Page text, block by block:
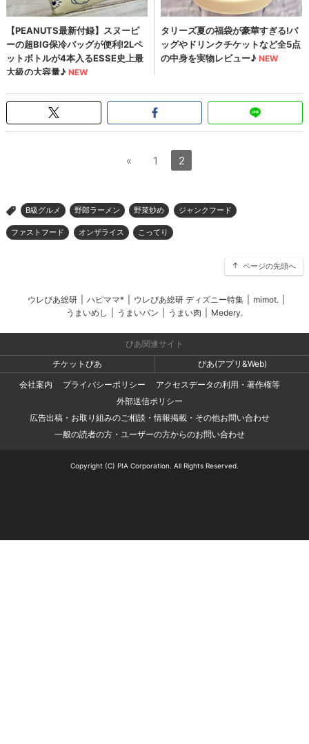
« 1 2
> B級グルメ 野郎ラーメン 野菜炒め ジャンクフード
ファストフード オンザライス こってり
ページの先頭へ
ウレぴあ総研 ハピママ* ウレぴあ総研 ディズニー特集 mimot.
うまいめし
うまいパン うまい肉 Medery.
ぴあ関連サイト
チケットぴあ
ぴあ(アプリ&Web)
会社案内
プライバシーポリシー
アクセスデータの利用・著作権等
外部送信ポリシー
広告出稿・お取り組みのご相談・情報掲載・その他お問い合わせ
一般の読者の方・ユーザーの方からのお問い合わせ
Copyright (C) PIA Corporation. All Rights Reserved.